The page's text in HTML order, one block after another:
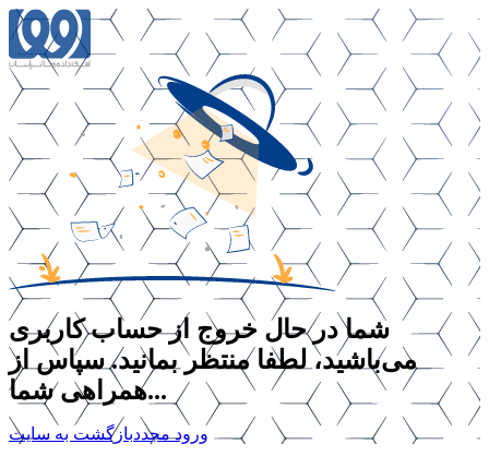
شما در حال خروج از حساب کاربری
می‌باشید، لطفا منتظر بمانید. سپاس از
همراهی شما...
ورود مجددبازگشت به سایت